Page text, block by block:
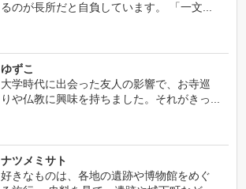
るのが長所だと自負しています。 「一文...
ゆずこ
大学時代に出会った友人の影響で、お寺巡
りや仏教に興味を持ちました。それがきっ...
ナツメミサト
好きなものは、各地の遺跡や博物館をめぐ